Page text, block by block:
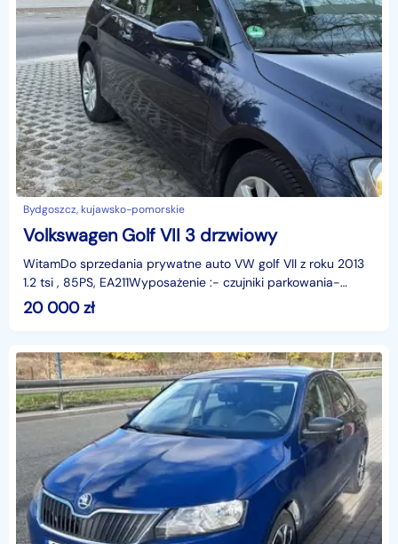
Bydgoszcz, kujawsko-pomorskie
Volkswagen Golf VII 3 drzwiowy
WitamDo sprzedania prywatne auto VW golf VII z roku 2013
1.2 tsi , 85PS, EA211Wyposażenie :- czujniki parkowania-
elektryczne szyby- elektryczne lusterka- dotyk
20 000zł